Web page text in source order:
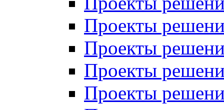
Проекты
Проекты
Проекты
Проекты